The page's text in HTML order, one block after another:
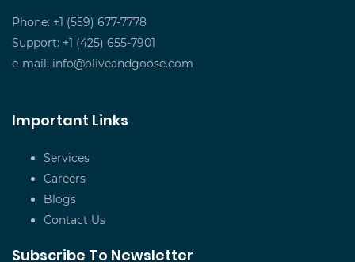
Phone: +1 (559) 677-7778
Support: +1 (425) 655-7901
e-mail: info@oliveandgoose.com
Important Links
Services
Careers
Blogs
Contact Us
Subscribe To Newsletter